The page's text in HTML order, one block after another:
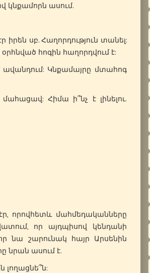
կնքամորն ասում.
սբ. Հաղորդություն տանել:
հոգին հաղորդվում է:
Կնքամայրը մտահոգ
Հիմա ի՞նչ է լինելու.
որովհետև մահմեդականները
որ այդպիսով կենդանի
նա շարունակ հայր Արսենին
նրան ասում է.
լողացնե՞ն: